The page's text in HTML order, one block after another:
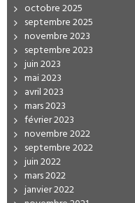
octobre 2025
septembre 2025
novembre 2023
septembre 2023
juin 2023
mai 2023
avril 2023
mars 2023
février 2023
novembre 2022
septembre 2022
juin 2022
mars 2022
janvier 2022